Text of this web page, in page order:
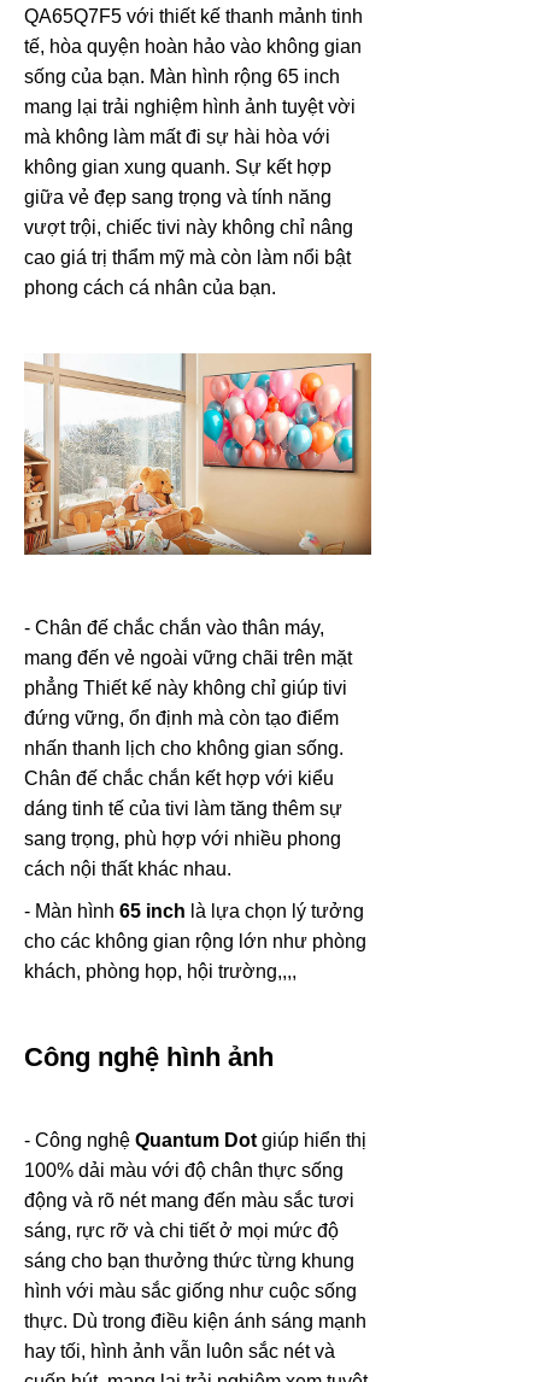
QA65Q7F5 với thiết kế thanh mảnh tinh
tế, hòa quyện hoàn hảo vào không gian
sống của bạn. Màn hình rộng 65 inch
mang lại trải nghiệm hình ảnh tuyệt vời
mà không làm mất đi sự hài hòa với
không gian xung quanh. Sự kết hợp
giữa vẻ đẹp sang trọng và tính năng
vượt trội, chiếc tivi này không chỉ nâng
cao giá trị thẩm mỹ mà còn làm nổi bật
phong cách cá nhân của bạn.
- Chân đế chắc chắn vào thân máy,
mang đến vẻ ngoài vững chãi trên mặt
phẳng Thiết kế này không chỉ giúp tivi
đứng vững, ổn định mà còn tạo điểm
nhấn thanh lịch cho không gian sống.
Chân đế chắc chắn kết hợp với kiểu
dáng tinh tế của tivi làm tăng thêm sự
sang trọng, phù hợp với nhiều phong
cách nội thất khác nhau.
- Màn hình 65 inch là lựa chọn lý tưởng
cho các không gian rộng lớn như phòng
khách, phòng họp, hội trường,,,,
Công nghệ hình ảnh
- Công nghệ Quantum Dot giúp hiển thị
100% dải màu với độ chân thực sống
động và rõ nét mang đến màu sắc tươi
sáng, rực rỡ và chi tiết ở mọi mức độ
sáng cho bạn thưởng thức từng khung
hình với màu sắc giống như cuộc sống
thực. Dù trong điều kiện ánh sáng mạnh
hay tối, hình ảnh vẫn luôn sắc nét và